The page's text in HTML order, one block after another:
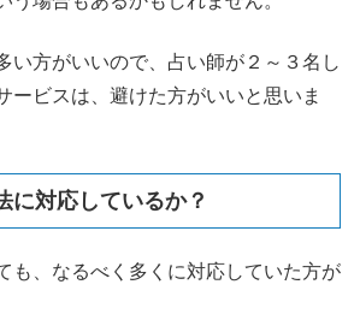
い方がいいので、占い師が２～３名し
ービスは、避けた方がいいと思いま
に対応しているか？
も、なるべく多くに対応していた方が